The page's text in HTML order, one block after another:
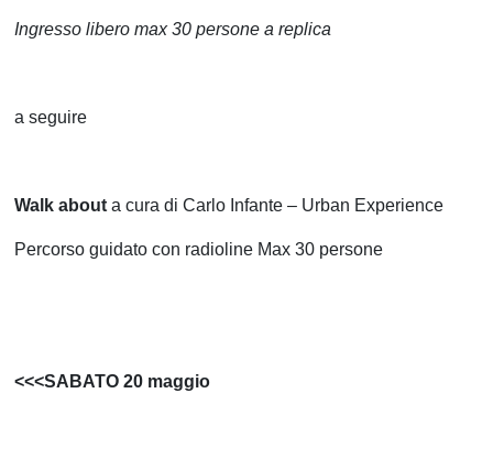
Ingresso libero max 30 persone a replica
a seguire
Walk about a cura di Carlo Infante – Urban Experience
Percorso guidato con radioline Max 30 persone
<<<SABATO 20 maggio